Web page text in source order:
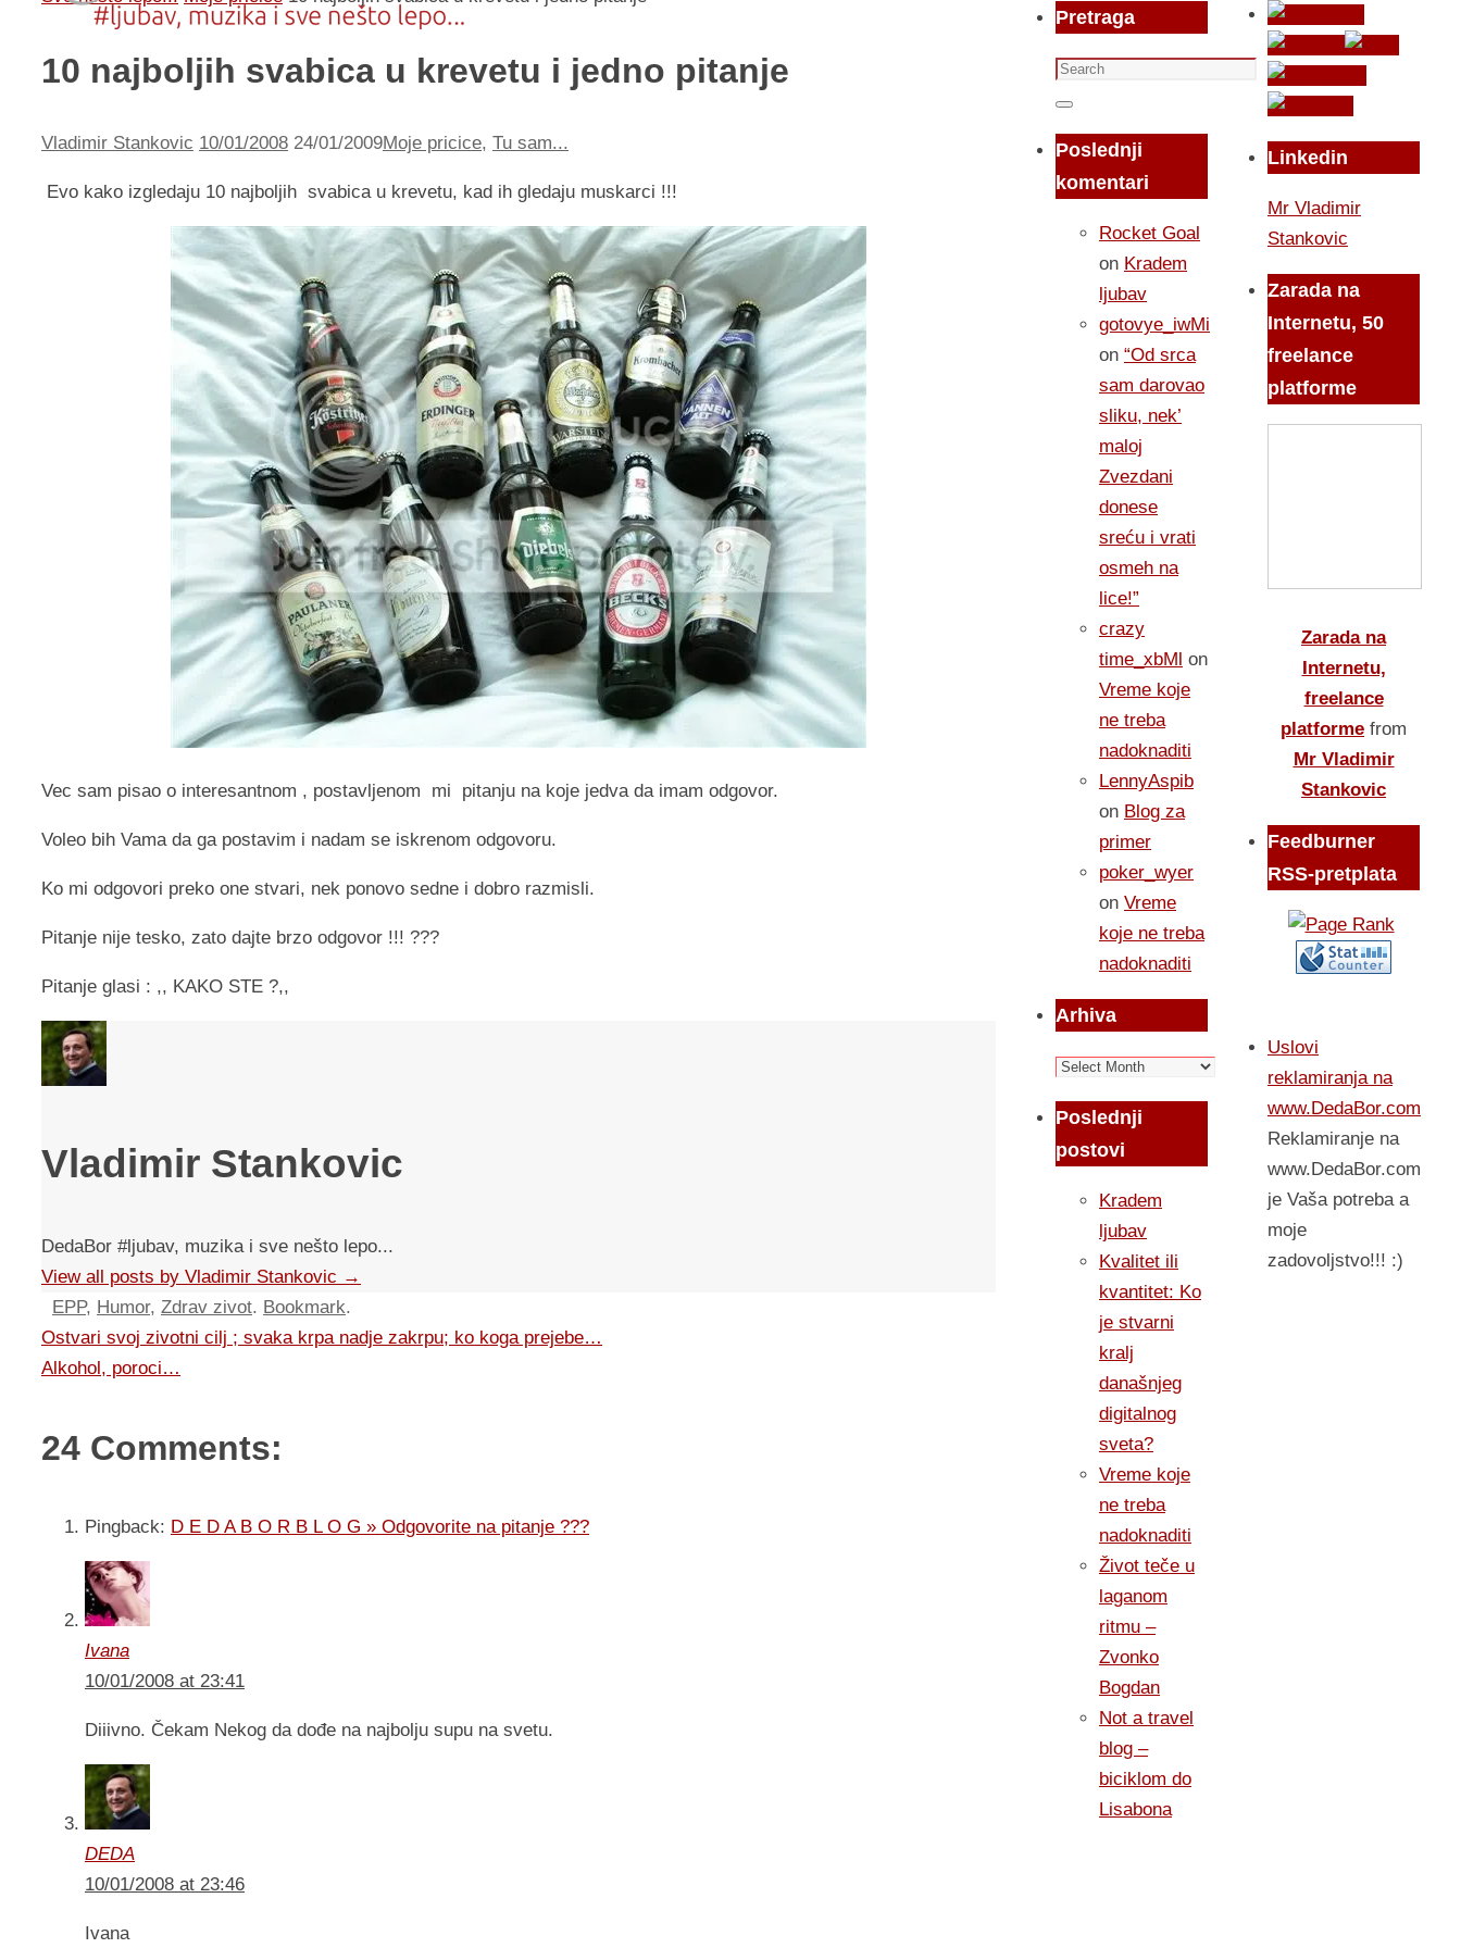
10 najboljih svabica u krevetu i jedno pitanje
Vladimir Stankovic 10/01/2008 24/01/2009Moje pricice, Tu sam...
Evo kako izgledaju 10 najboljih svabica u krevetu, kad ih gledaju muskarci !!!
Vec sam pisao o interesantnom , postavljenom mi pitanju na koje jedva da imam odgovor.
Voleo bih Vama da ga postavim i nadam se iskrenom odgovoru.
Ko mi odgovori preko one stvari, nek ponovo sedne i dobro razmisli.
Pitanje nije tesko, zato dajte brzo odgovor !!! ???
Pitanje glasi : ,, KAKO STE ?,,
Vladimir Stankovic
DedaBor #ljubav, muzika i sve nešto lepo...
View all posts by Vladimir Stankovic →
EPP, Humor, Zdrav zivot. Bookmark.
Ostvari svoj zivotni cilj ; svaka krpa nadje zakrpu; ko koga prejebe…
Alkohol, poroci…
24 Comments:
Pingback: D E D A B O R B L O G » Odgovorite na pitanje ???
Ivana
10/01/2008 at 23:41
Diiivno. Čekam Nekog da dođe na najbolju supu na svetu.
DEDA
10/01/2008 at 23:46
Ivana
Pretraga
Search
for:
Search
Poslednji
komentari
Rocket Goal
on Kradem
ljubav
gotovye_iwMi
on “Od srca
sam darovao
sliku, nek’
maloj
Zvezdani
donese
sreću i vrati
osmeh na
lice!”
crazy
time_xbMl on
Vreme koje
ne treba
nadoknaditi
LennyAspib
on Blog za
primer
poker_wyer
on Vreme
koje ne treba
nadoknaditi
Arhiva
Arhiva
Poslednji
postovi
Kradem
ljubav
Kvalitet ili
kvantitet: Ko
je stvarni
kralj
današnjeg
digitalnog
sveta?
Vreme koje
ne treba
nadoknaditi
Život teče u
laganom
ritmu –
Zvonko
Bogdan
Not a travel
blog –
biciklom do
Lisabona
Linkedin
Mr Vladimir
Stankovic
Zarada na
Internetu, 50
freelance
platforme
Zarada na
Internetu,
freelance
platforme from
Mr Vladimir
Stankovic
Feedburner
RSS-pretplata
Uslovi
reklamiranja na
www.DedaBor.com
Reklamiranje na
www.DedaBor.com
je Vaša potreba a
moje
zadovoljstvo!!! :)